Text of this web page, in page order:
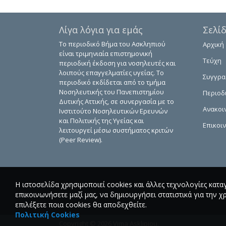
Λίγα λόγια για εμάς
Το περιοδικό Βήμα του Ασκληπιού
είναι τριμηνιαία επιστημονική
περιοδική έκδοση για νοσηλευτές και
λοιπούς επαγγελματίες υγείας. Το
περιοδικό εκδίδεται από το τμήμα
Νοσηλευτικής του Πανεπιστημίου
Δυτικής Αττικής, σε συνεργασία με το
Ινστιτούτο Νοσηλευτικών Ερευνών
και Πολιτικής της Υγείας και
λειτουργεί μέσω συστήματος κριτών
(Peer Review).
Αρχική
Τεύχη
Η ιστοσελίδα χρησιμοποιεί cookies και άλλες τεχνολογίες
επικοινωνήσετε μαζί μας, να δημιουργήσει στατιστικά για
επιλέξετε ποια cookies θα αποδεχθείτε.
Πολιτική Cookies